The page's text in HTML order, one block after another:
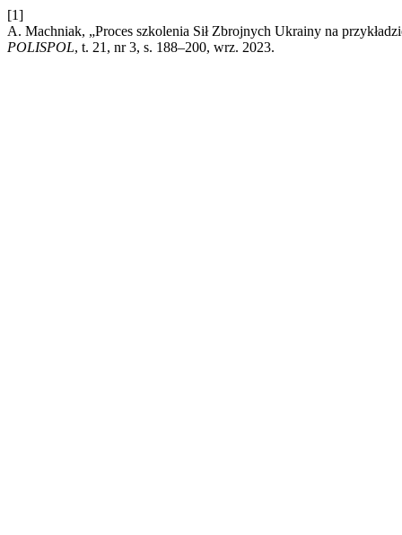
[1]
A. Machniak, „Proces szkolenia Sił Zbrojnych Ukrainy na
POLISPOL, t. 21, nr 3, s. 188–200, wrz. 2023.